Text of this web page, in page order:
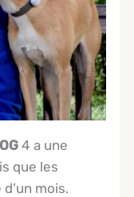
4 a une
que les
mois.